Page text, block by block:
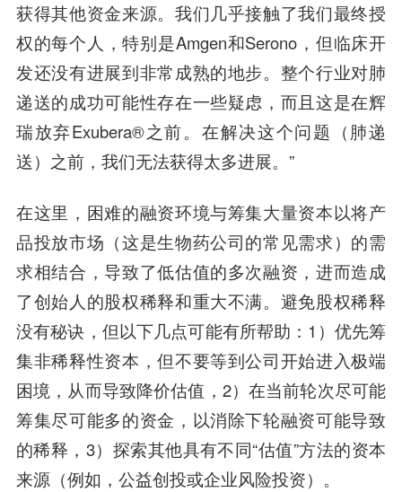
获得其他资金来源。我们几乎接触了我们最终授
权的每个人，特别是Amgen和Serono，但临床开
发还没有进展到非常成熟的地步。整个行业对肺
递送的成功可能性存在一些疑虑，而且这是在辉
瑞放弃Exubera®之前。在解决这个问题（肺递
送）之前，我们无法获得太多进展。”
在这里，困难的融资环境与筹集大量资本以将产
品投放市场（这是生物药公司的常见需求）的需
求相结合，导致了低估值的多次融资，进而造成
了创始人的股权稀释和重大不满。避免股权稀释
没有秘诀，但以下几点可能有所帮助：1）优先筹
集非稀释性资本，但不要等到公司开始进入极端
困境，从而导致降价估值，2）在当前轮次尽可能
筹集尽可能多的资金，以消除下轮融资可能导致
的稀释，3）探索其他具有不同“估值”方法的资本
来源（例如，公益创投或企业风险投资）。